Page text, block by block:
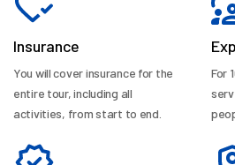
Insurance
You will cover insurance for the
entire tour, including all
activities, from start to end.
For